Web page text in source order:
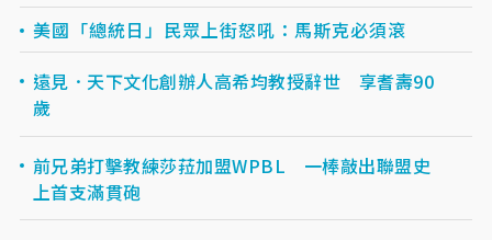
美國「總統日」民眾上街怒吼：馬斯克必須滾
遠見．天下文化創辦人高希均教授辭世 享耆壽90
歲
前兄弟打擊教練莎菈加盟WPBL 一棒敲出聯盟史
上首支滿貫砲